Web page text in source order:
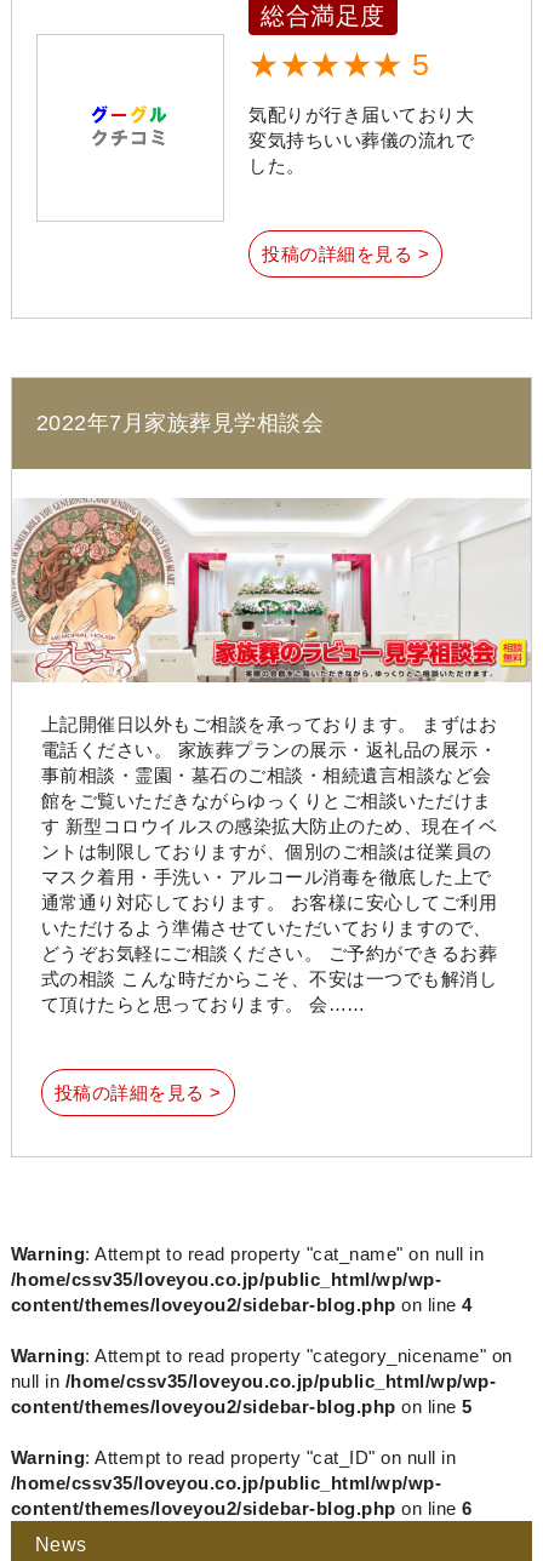
総合満足度
★★★★★ 5
気配りが行き届いており大
変気持ちいい葬儀の流れで
した。
投稿の詳細を見る >
2022年7月家族葬見学相談会
上記開催日以外もご相談を承っております。 まずはお
電話ください。 家族葬プランの展示・返礼品の展示・
事前相談・霊園・墓石のご相談・相続遺言相談など会
館をご覧いただきながらゆっくりとご相談いただけま
す 新型コロウイルスの感染拡大防止のため、現在イベ
ントは制限しておりますが、個別のご相談は従業員の
マスク着用・手洗い・アルコール消毒を徹底した上で
通常通り対応しております。 お客様に安心してご利用
いただけるよう準備させていただいておりますので、
どうぞお気軽にご相談ください。 ご予約ができるお葬
式の相談 こんな時だからこそ、不安は一つでも解消し
て頂けたらと思っております。 会……
投稿の詳細を見る >
Warning: Attempt to read property "cat_name" on null in
/home/cssv35/loveyou.co.jp/public_html/wp/wp-
content/themes/loveyou2/sidebar-blog.php on line4
Warning: Attempt to read property "category_nicename" on
null in /home/cssv35/loveyou.co.jp/public_html/wp/wp-
content/themes/loveyou2/sidebar-blog.php on line5
Warning: Attempt to read property "cat_ID" on null in
/home/cssv35/loveyou.co.jp/public_html/wp/wp-
content/themes/loveyou2/sidebar-blog.php on line6
News